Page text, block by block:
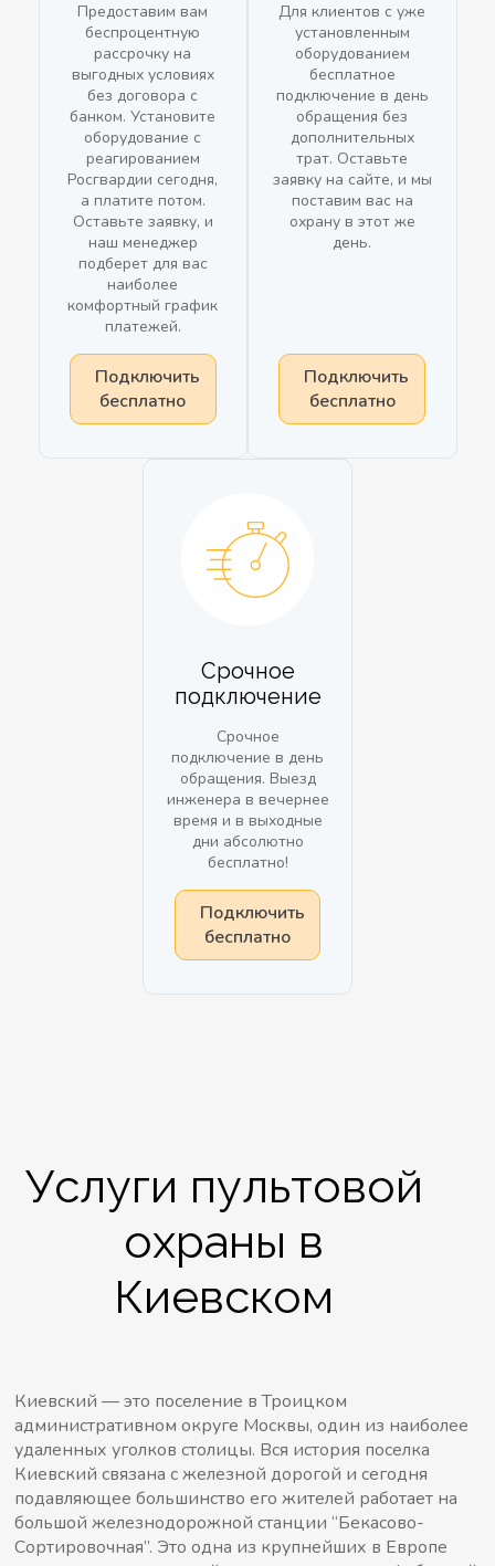
Предоставим вам
беспроцентную
рассрочку на
выгодных условиях
без договора с
банком. Установите
оборудование с
реагированием
Росгвардии сегодня,
а платите потом.
Оставьте заявку, и
наш менеджер
подберет для вас
наиболее
комфортный график
платежей.
Подключить
бесплатно
Для клиентов с уже
установленным
оборудованием
бесплатное
подключение в день
обращения без
дополнительных
трат. Оставьте
заявку на сайте, и мы
поставим вас на
охрану в этот же
день.
Подключить
бесплатно
Срочное
подключение
Срочное
подключение в день
обращения. Выезд
инженера в вечернее
время и в выходные
дни абсолютно
бесплатно!
Подключить
бесплатно
Услуги пультовой
охраны в
Киевском
Киевский — это поселение в Троицком
административном округе Москвы, один из наиболее
удаленных уголков столицы. Вся история поселка
Киевский связана с железной дорогой и сегодня
подавляющее большинство его жителей работает на
большой железнодорожной станции “Бекасово-
Сортировочная”. Это одна из крупнейших в Европе